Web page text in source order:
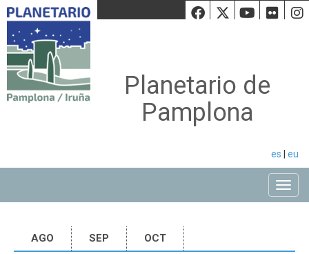
Facebook
Twiiter
Planetario de
Pamplona
es eu
AGO SEP OCT